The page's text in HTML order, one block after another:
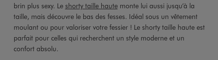
brin plus sexy. Le shorty taille hautemonte lui aussi jusqu’à la
taille, mais découvre le bas des fesses. Idéal sous un vêtement
moulant ou pour valoriser votre fessier ! Le shorty taille haute est
parfait pour celles qui recherchent un style moderne et un
confort absolu.